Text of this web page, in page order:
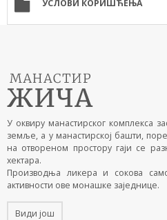
УСЛОВИ КОРИШЋЕЊА
У оквиру манастирског комплекса
земље, а у манастирској башти,
на отвореном простору гаји се
хектара.
Производња ликера и сокова
активности ове монашке заједнице.
Види још